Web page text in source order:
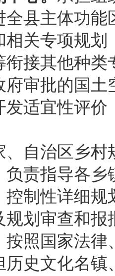
全县主体功能
相关专项规
衔接其他种
府审批的国
发适宜性评
、自治区乡
负责指导各
控制性详细
规划审查和
按照国家法
历史文化名